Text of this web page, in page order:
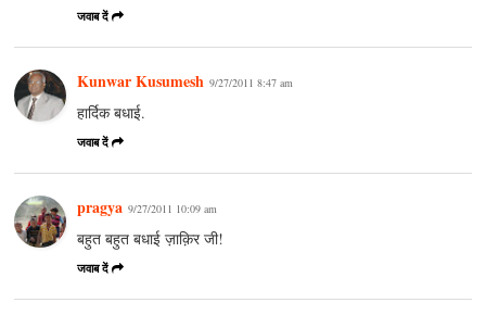
जवाब दें
Kunwar Kusumesh 9/27/2011 8:47 am
हार्दिक बधाई.
जवाब दें
pragya 9/27/2011 10:09 am
बहुत बहुत बधाई ज़ाक़िर जी!
जवाब दें